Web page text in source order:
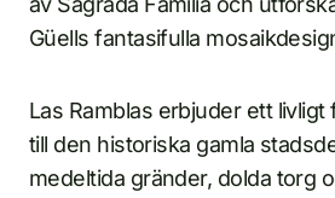
Güells fantasifulla
Las Ramblas erbjuder ett livligt
till den historiska gamla
medeltida gränder, dolda torg